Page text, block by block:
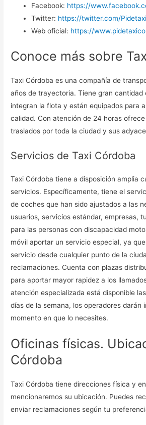
Facebook: https://
Twitter: https://twitter.com/
Web oficial: https://
Conoce más sobre
Taxi Córdoba es una compañía de
años de trayectoria. Tiene gran cantidad
integran la flota y están equipados para
calidad. Con atención de 24 horas
traslados por toda la ciudad y sus
Servicios de Taxi Córdoba
Taxi Córdoba tiene a disposición amplia
servicios. Específicamente, tiene el
de coches que han sido ajustados a las
usuarios, servicios estándar, empresas,
para las personas con discapacidad
móvil aportar un servicio especial, ya
servicio desde cualquier punto de la
reclamaciones. Cuenta con plazas
para aportar mayor rapidez a los
atención especializada está disponible
días de la semana, los operadores darán
momento en que lo necesites.
Oficinas físicas.
Córdoba
Taxi Córdoba tiene direcciones física y
mencionaremos su ubicación. Puedes
enviar reclamaciones según tu